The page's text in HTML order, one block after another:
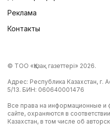
Реклама
Контакты
© ТОО «Қазақ газеттері» 2026.
Адрес: Республика Казахстан, г.
5/13. БИН: 060640001476
Все права на информационные
сайте, охраняются в
Казахстан, в том числе об